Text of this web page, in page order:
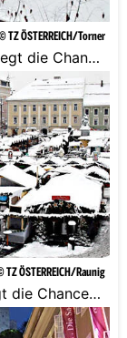
© TZ ÖSTERREICH/Torner
die Chance
TZ ÖSTERREICH/Raunig
die Chance